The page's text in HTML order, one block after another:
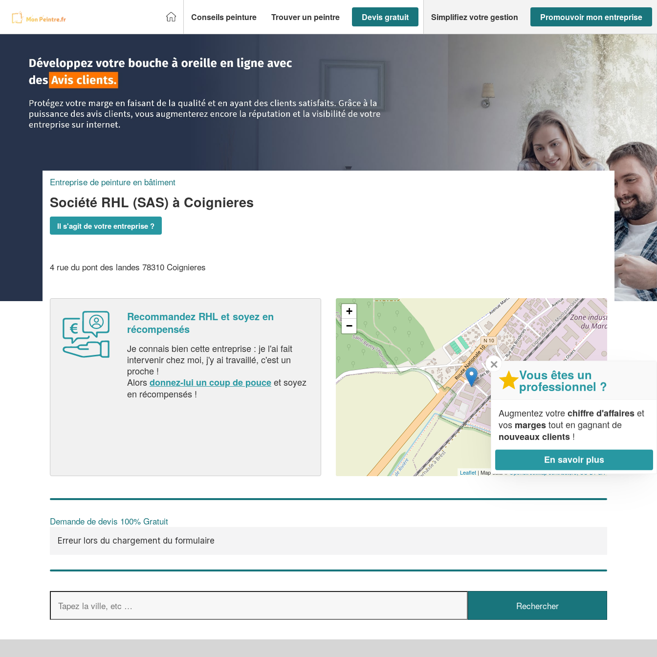
Conseils peinture Trouver un peintre Devis gratuit Simplifiez votre gestion Promouvoir mon entreprise
Entreprise de peinture en bâtiment
Société RHL (SAS) à Coignieres
Il s'agit de votre entreprise ?
4 rue du pont des landes 78310 Coignieres
Recommandez RHL et soyez en
récompensés
Je connais bien cette entreprise : je l'ai fait
intervenir chez moi, j'y ai travaillé, c'est un
proche !
Alorsdonnez-lui un coup de pouceet soyez
en récompensés !
+
−
Leaflet | Map data ©OpenStreetMap contributors,CC-BY-SA
Demande de devis 100% Gratuit
Erreur lors du chargement du formulaire
✕
Vous êtes un
professionnel ?
Augmentez votrechiffre d'affaireset
vos margestout en gagnant de
nouveaux clients !
En savoir plus